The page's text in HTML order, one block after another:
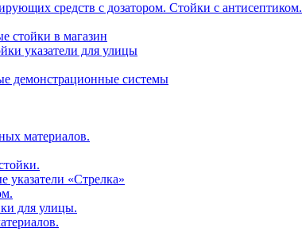
средств с дозатором. Стойки с антисептиком.
стойки в магазин
указатели для улицы
демонстрационные системы
материалов.
указатели «Стрелка»
для улицы.